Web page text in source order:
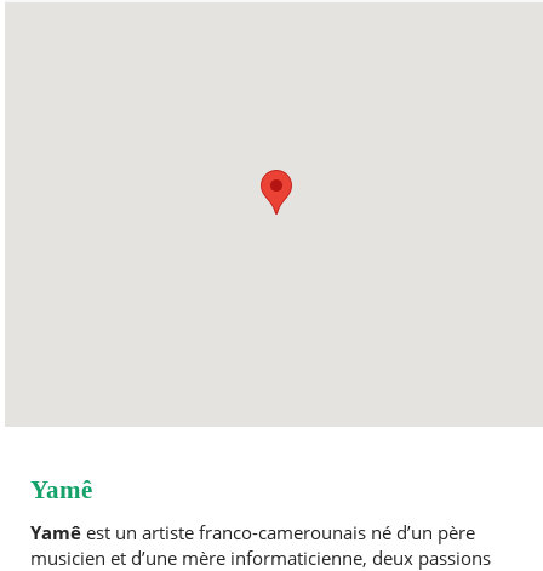
Yamê
Yamêest un artiste franco-camerounais né d’un père
musicien et d’une mère informaticienne, deux passions